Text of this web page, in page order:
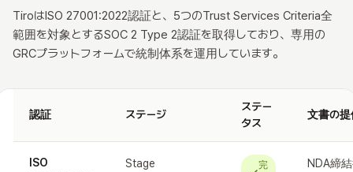
TiroはISO 27001:2022認証と、5つのTrust Services Criteria全
範囲を対象とするSOC 2 Type 2認証を取得しており、専用の
GRCプラットフォームで統制体系を運用しています。
認証 ステージ
ステー
タス
文書の提
ISO
Stage
完
NDA締